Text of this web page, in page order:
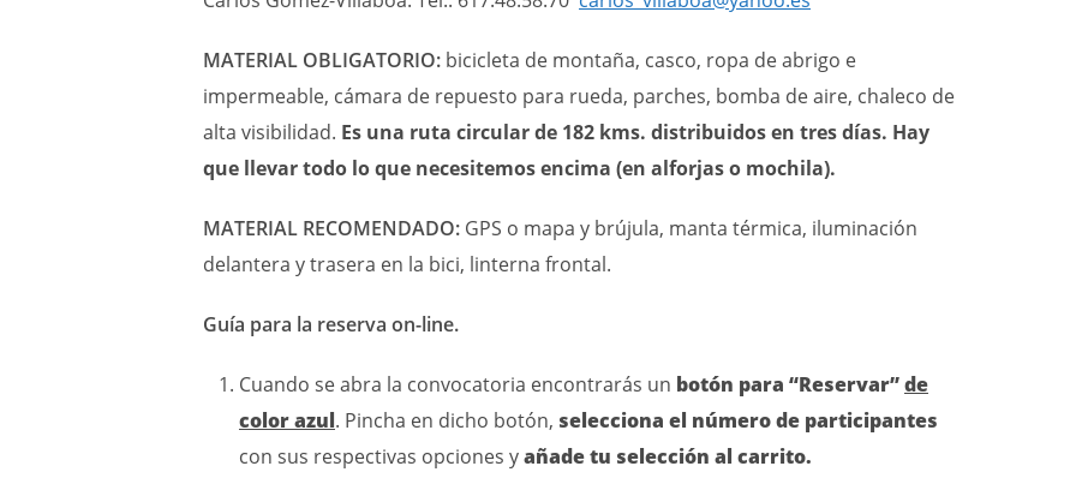
MATERIAL OBLIGATORIO: bicicleta de montaña, casco, ropa de abrigo e
impermeable, cámara de repuesto para rueda, parches, bomba de aire, chaleco de
alta visibilidad. Es una ruta circular de 182 kms. distribuidos en tres días. Hay
que llevar todo lo que necesitemos encima (en alforjas o mochila).
MATERIAL RECOMENDADO: GPS o mapa y brújula, manta térmica, iluminación
delantera y trasera en la bici, linterna frontal.
Guía para la reserva on-line.
Cuando se abra la convocatoria encontrarás un botón para “Reservar”de
color azul. Pincha en dicho botón, selecciona el número de participantes
con sus respectivas opciones yañade tu selección al carrito.